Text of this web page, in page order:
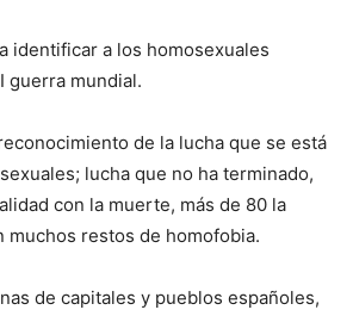
identificar a los homosexuales
guerra mundial.
de la lucha que se está
lucha que no ha terminado,
con la muerte, más de 80 la
muchos restos de homofobia.
de capitales y pueblos españoles,